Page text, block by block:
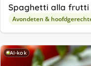
Spaghetti alla frutti
Avondeten &
AI-kok